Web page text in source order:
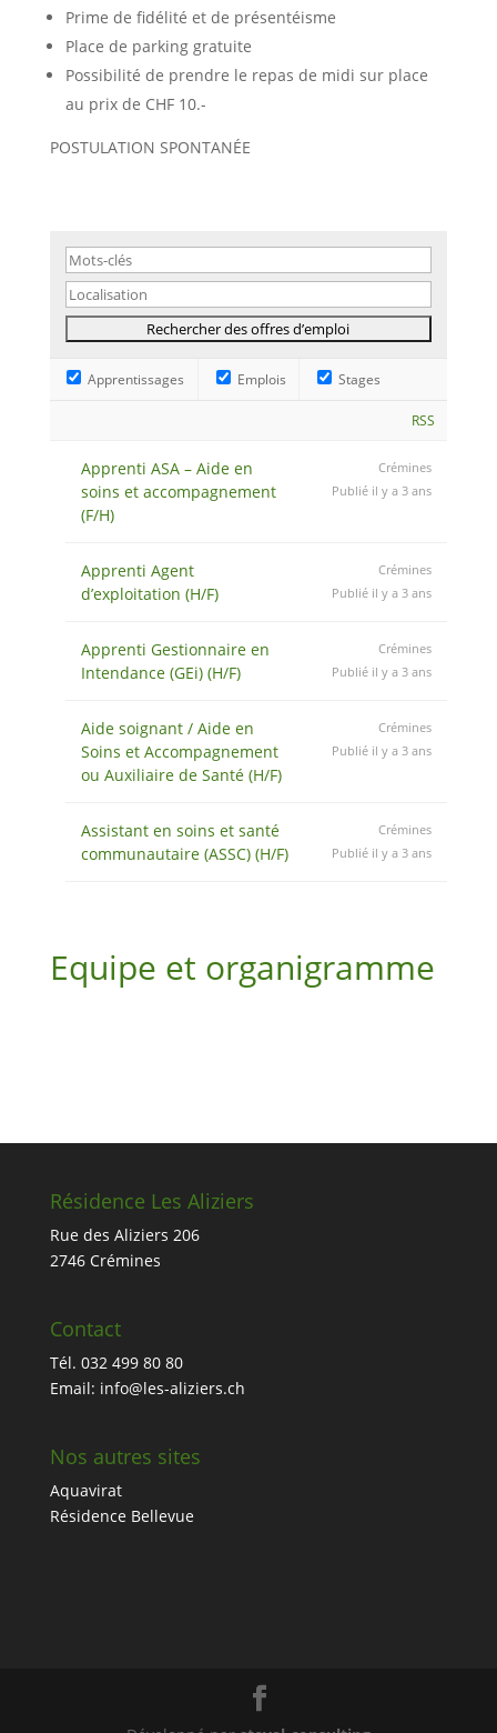
Prime de fidélité et de présentéisme
Place de parking gratuite
Possibilité de prendre le repas de midi sur place
au prix de CHF 10.-
POSTULATION SPONTANÉE
Apprentissages Emplois Stages
RSS
Apprenti ASA – Aide en
soins et accompagnement
(F/H)
Crémines
Publié il y a 3 ans
Apprenti Agent
d’exploitation (H/F)
Crémines
Publié il y a 3 ans
Apprenti Gestionnaire en
Intendance (GEi) (H/F)
Crémines
Publié il y a 3 ans
Aide soignant / Aide en
Soins et Accompagnement
ou Auxiliaire de Santé (H/F)
Crémines
Publié il y a 3 ans
Assistant en soins et santé
communautaire (ASSC) (H/F)
Crémines
Publié il y a 3 ans
Equipe et organigramme
Résidence Les Aliziers
Rue des Aliziers 206
2746 Crémines
Contact
Tél. 032 499 80 80
Email: info@les-aliziers.ch
Nos autres sites
Aquavirat
Résidence Bellevue